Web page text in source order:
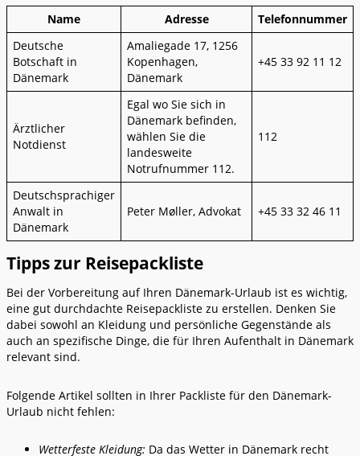
Name Adresse
Telefonnummer
Deutsche
Botschaft in
Dänemark
Amaliegade 17, 1256
Kopenhagen,
Dänemark
+45 33 92 11 12
Ärztlicher
Notdienst
Egal wo Sie sich in
Dänemark befinden,
wählen Sie die
landesweite
Notrufnummer 112.
112
Deutschsprachiger
Anwalt in
Dänemark
Peter Møller, Advokat +45 33 32 46 11
Tipps zur Reisepackliste
Bei der Vorbereitung auf Ihren Dänemark-Urlaub ist es wichtig,
eine gut durchdachte Reisepackliste zu erstellen. Denken Sie
dabei sowohl an Kleidung und persönliche Gegenstände als
auch an spezifische Dinge, die für Ihren Aufenthalt in Dänemark
relevant sind.
Folgende Artikel sollten in Ihrer Packliste für den Dänemark-
Urlaub nicht fehlen:
Wetterfeste Kleidung: Da das Wetter in Dänemark recht